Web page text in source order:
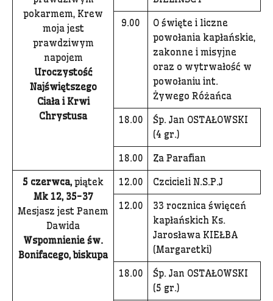
pokarmem, Krew
moja jest
prawdziwym
napojem
Uroczystość
Najświętszego
Ciała i Krwi
Chrystusa
9.00
O święte i liczne
powołania kapłańskie,
zakonne i misyjne
oraz o wytrwałość w
powołaniu int.
Żywego Różańca
18.00
Śp. Jan OSTAŁOWSKI
(4 gr.)
18.00 Za Parafian
5 czerwca, piątek
Mk 12, 35-37
Mesjasz jest Panem
Dawida
Wspomnienie św.
Bonifacego, biskupa
12.00 Czcicieli N.S.P.J
12.00
33 rocznica święceń
kapłańskich Ks.
Jarosława KIEŁBA
(Margaretki)
18.00
Śp. Jan OSTAŁOWSKI
(5 gr.)